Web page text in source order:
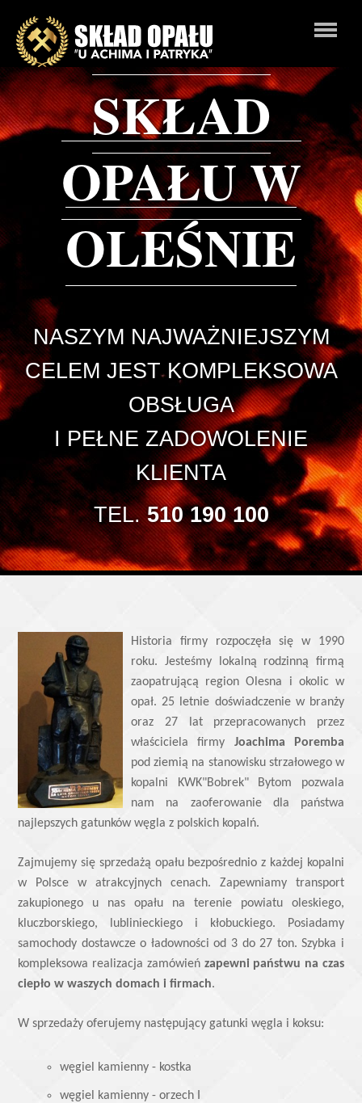
SKŁAD
OPAŁU W
OLEŚNIE
NASZYM NAJWAŻNIEJSZYM
CELEM JEST KOMPLEKSOWA
OBSŁUGA
I PEŁNE ZADOWOLENIE
KLIENTA
TEL.510 190 100
Historia firmy rozpoczęła się w 1990
roku. Jesteśmy lokalną rodzinną firmą
zaopatrującą region Olesna i okolic w
opał. 25 letnie doświadczenie w branży
oraz 27 lat przepracowanych przez
właściciela firmy Joachima Poremba
pod ziemią na stanowisku strzałowego w
kopalni KWK"Bobrek" Bytom pozwala
nam na zaoferowanie dla państwa
najlepszych gatunków węgla z polskich kopalń.
Zajmujemy się sprzedażą opału bezpośrednio z każdej kopalni
w Polsce w atrakcyjnych cenach. Zapewniamy transport
zakupionego u nas opału na terenie powiatu oleskiego,
kluczborskiego, lublinieckiego i kłobuckiego. Posiadamy
samochody dostawcze o ładowności od 3 do 27 ton. Szybka i
kompleksowa realizacja zamówień zapewni państwu na czas
ciepło w waszych domach i firmach.
W sprzedaży oferujemy następujący gatunki węgla i koksu:
węgiel kamienny - kostka
węgiel kamienny - orzech I